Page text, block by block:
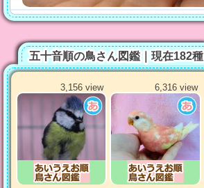
五十音順の鳥さん図鑑｜現在182種
3,156 view 6,316 view